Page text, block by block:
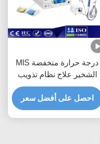
درجة حرارة منخفضة MIS
الشخير علاج نظام تذويب
الترددات اللاسلكية مع حياة
طويلة الوقت
احصل على أفضل سعر